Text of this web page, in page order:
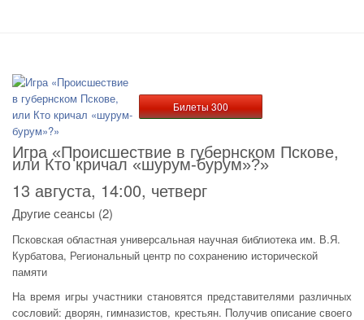
Билеты 300
Игра «Происшествие в губернском Пскове,
или Кто кричал «шурум-бурум»?»
13 августа, 14:00, четверг
Другие сеансы (2)
Псковская областная универсальная научная библиотека им. В.Я.
Курбатова, Региональный центр по сохранению исторической
памяти
На время игры участники становятся представителями различных
сословий: дворян, гимназистов, крестьян. Получив описание своего